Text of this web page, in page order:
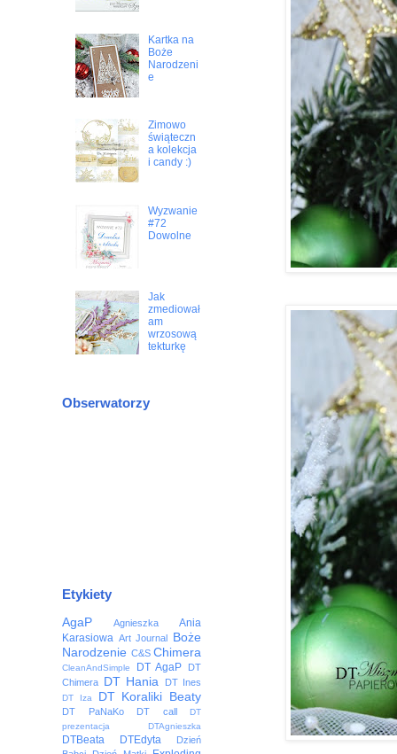
Kartka na
Boże
Narodzeni
e
Zimowo
świąteczn
a kolekcja
i candy :)
Wyzwanie
#72
Dowolne
Jak
zmediował
am
wrzosową
tekturkę
Obserwatorzy
Etykiety
AgaP Agnieszka
Ania
Karasiowa Art Journal
Boże
Narodzenie C&S Chimera
CleanAndSimple DT AgaP
DT
Chimera DT Hania DT Ines
DT Iza DT Koraliki Beaty
DT PaNaKo DT call
DT
prezentacja
DTAgnieszka
DTBeata DTEdyta
Dzień